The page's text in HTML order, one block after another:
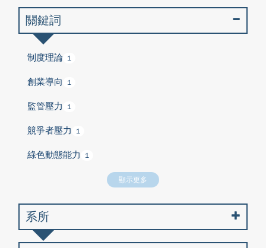
關鍵詞
制度理論 1
創業導向 1
監管壓力 1
競爭者壓力 1
綠色動態能力 1
顯示更多
系所